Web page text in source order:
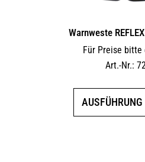
Warnweste
Für Preise bitte
Art.-Nr.: